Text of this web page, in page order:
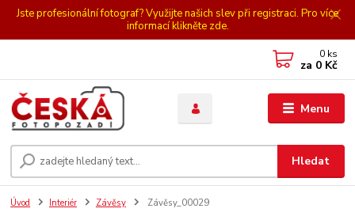
Jste profesionální fotograf? Využijte našich slev při registraci. Pro více
informací klikněte zde.
Menu
Hledat
0 ks
za 0 Kč
Úvod Interiér Závěsy Závěsy_00029